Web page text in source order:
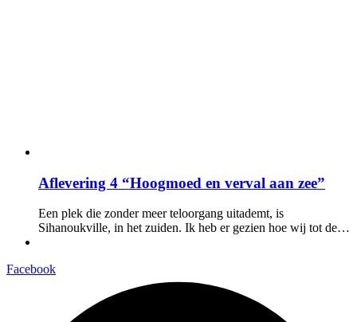
Aflevering 4 “Hoogmoed en verval aan zee”
Een plek die zonder meer teloorgang uitademt, is
Sihanoukville, in het zuiden. Ik heb er gezien hoe wij tot de…
Facebook